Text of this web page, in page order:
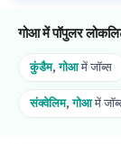
गोआ में पॉपुलर
कुंडैम,गोआमें जॉब्स
संक्वेलिम,गोआमें